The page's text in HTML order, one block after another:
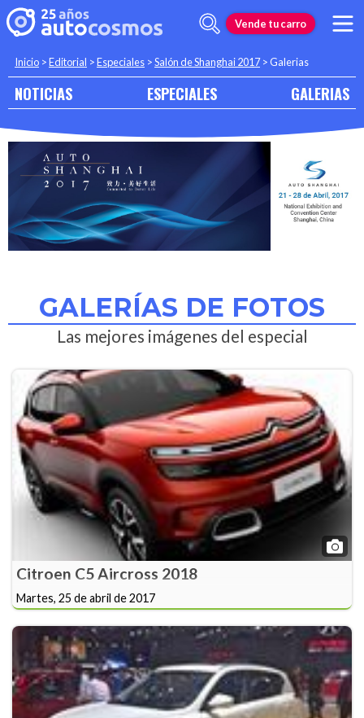
Vende tu carro
Inicio >Editorial >Especiales >Salón de Shanghai 2017>Galerias
NOTICIAS ESPECIALES GALERIAS
GALERÍAS DE FOTOS
Las mejores imágenes del especial
Citroen C5 Aircross 2018
Martes, 25 de abril de 2017